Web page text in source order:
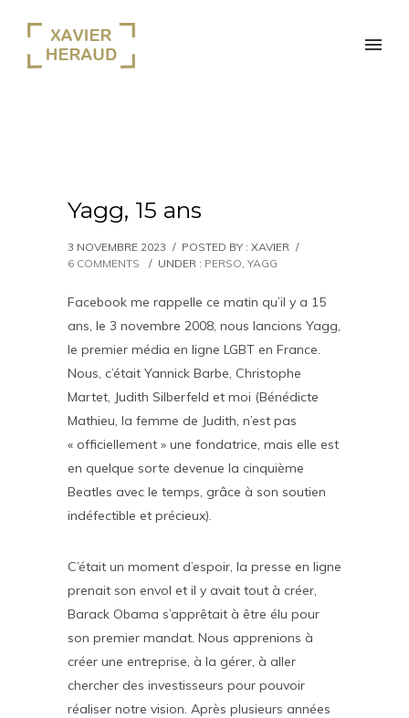
Yagg, 15 ans
3 NOVEMBRE 2023 / POSTED BY : XAVIER /
6 COMMENTS
/ UNDER : PERSO, YAGG
Facebook me rappelle ce matin qu’il y a 15
ans, le 3 novembre 2008, nous lancions Yagg,
le premier média en ligne LGBT en France.
Nous, c’était Yannick Barbe, Christophe
Martet, Judith Silberfeld et moi (Bénédicte
Mathieu, la femme de Judith, n’est pas
« officiellement » une fondatrice, mais elle est
en quelque sorte devenue la cinquième
Beatles avec le temps, grâce à son soutien
indéfectible et précieux).
C’était un moment d’espoir, la presse en ligne
prenait son envol et il y avait tout à créer,
Barack Obama s’apprêtait à être élu pour
son premier mandat. Nous apprenions à
créer une entreprise, à la gérer, à aller
chercher des investisseurs pour pouvoir
réaliser notre vision. Après plusieurs années